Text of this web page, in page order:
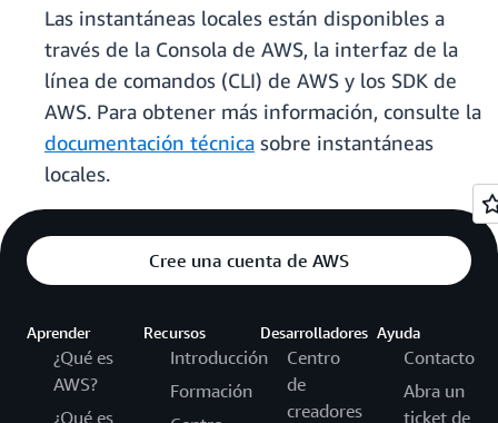
Las instantáneas locales están disponibles a
través de la Consola de AWS, la interfaz de la
línea de comandos (CLI) de AWS y los SDK de
AWS. Para obtener más información, consulte la
documentación técnica sobre instantáneas
locales.
Cree una cuenta de AWS
Aprender
¿Qué es
AWS?
¿Qué es
Recursos
Introducción
Formación
Desarrolladores
Centro
de
creadores
Ayuda
Contacto
Abra un
ticket de